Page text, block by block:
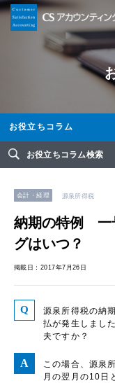
お役立ちコラム
お役立ちコラム検索
会計・経理 源泉所得税
納期の特例 一
グはいつ？
掲載日：2017年7月26日
源泉所得税の納
払が発生しまし
夫ですか？
この場合、源泉
月の翌月の10日